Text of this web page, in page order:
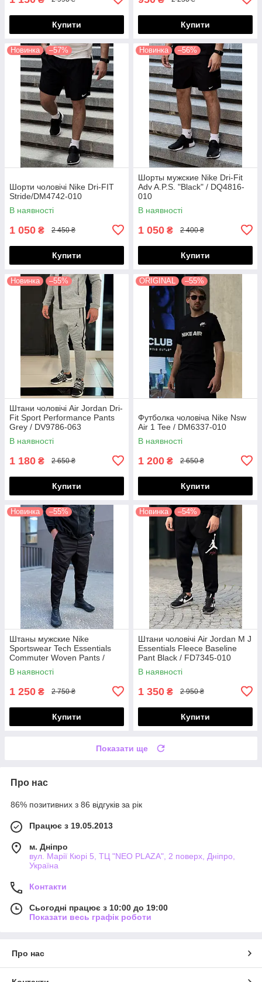
Купити Купити
Новинка –57%
Шорти чоловічі Nike Dri-FIT
Stride/DM4742-010
В наявності
1 050 ₴ 2 450 ₴
Купити
Новинка –56%
Шорты мужские Nike Dri-Fit
Adv A.P.S. "Black" / DQ4816-
010
В наявності
1 050 ₴ 2 400 ₴
Купити
Новинка –55%
Штани чоловічі Air Jordan Dri-
Fit Sport Performance Pants
Grey / DV9786-063
В наявності
1 180 ₴ 2 650 ₴
Купити
ORIGINAL –55%
Футболка чоловіча Nike Nsw
Air 1 Tee / DM6337-010
В наявності
1 200 ₴ 2 650 ₴
Купити
Новинка –55%
Штаны мужские Nike
Sportswear Tech Essentials
Commuter Woven Pants /
DH4225-010
В наявності
1 250 ₴ 2 750 ₴
Купити
Новинка –54%
Штани чоловічі Air Jordan M J
Essentials Fleece Baseline
Pant Black / FD7345-010
В наявності
1 350 ₴ 2 950 ₴
Купити
Показати ще
Про нас
86% позитивних з 86 відгуків за рік
Працює з 19.05.2013
м. Дніпро
вул. Марії Кюрі 5, ТЦ "NEO PLAZA", 2 поверх, Дніпро,
Україна
Контакти
Сьогодні працює з 10:00 до 19:00
Показати весь графік роботи
Про нас